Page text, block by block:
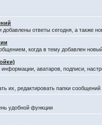
ответы сегодня, а также
когда в тему добавлен
информации, аватаров, подписи,
их, редактировать папки
удобной функции